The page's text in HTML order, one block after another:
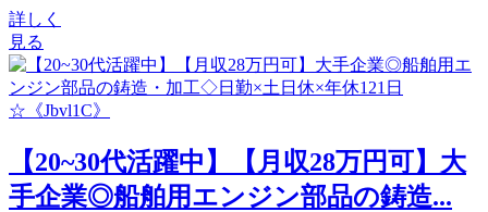
詳しく
見る
【20~30代活躍中】【月収28万円可】大
手企業◎船舶用エンジン部品の鋳造...